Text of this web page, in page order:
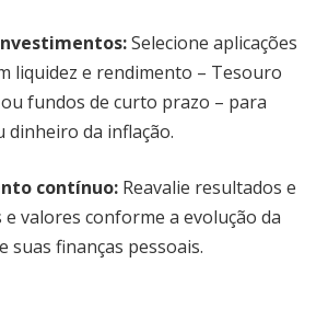
:Selecione aplicações
liquidez e rendimento – Tesouro
fundos de curto prazo – para
dinheiro da inflação.
contínuo: Reavalie resultados e
valores conforme a evolução da
suas finanças pessoais.